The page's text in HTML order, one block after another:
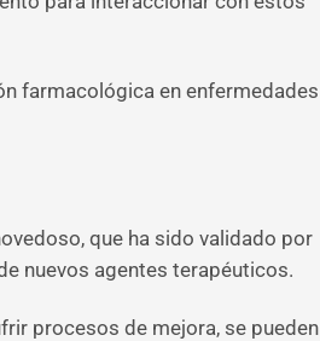
farmacológica en enfermedades
que ha sido validado por
nuevos agentes terapéuticos.
procesos de mejora, se pueden